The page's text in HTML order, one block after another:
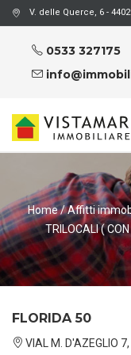
V. delle Querce, 6 -
0533 327175
Home/Affitti
TRILOCALI (
FLORIDA 50
VIAL M. D'AZEGLIO